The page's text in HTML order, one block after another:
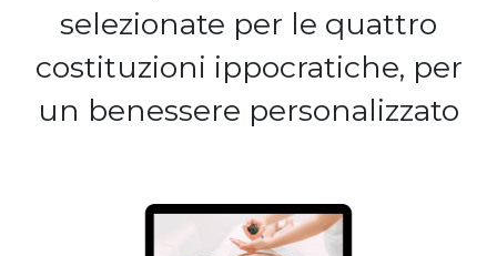
selezionate per le quattro
costituzioni ippocratiche, per
un benessere personalizzato